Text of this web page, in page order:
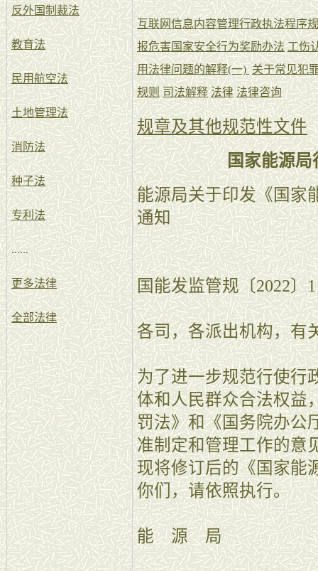
反外国制裁法
教育法
民用航空法
土地管理法
消防法
种子法
专利法
......
更多法律
全部法律
互联网信息内容管理行政执法程序
报危害国家安全行为奖励办法 工伤
用法律问题的解释(一) 关于常见犯
规则 司法解释 法律 法律咨询
规章及其他规范性文件
国家能源局
能源局关于印发《国家
通知
国能发监管规〔2022〕
各司，各派出机构，有
为了进一步规范行使行
体和人民群众合法权益
罚法》和《国务院办公
准制定和管理工作的意
现将修订后的《国家能
你们，请依照执行。
能 源 局